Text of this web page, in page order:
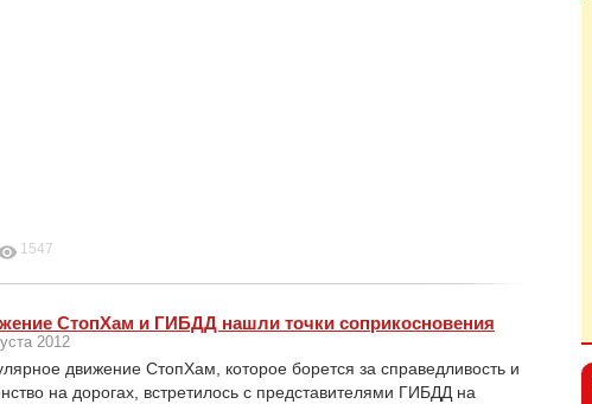
1547
СтопХам и ГИБДД нашли точки соприкосновения
2012
движение СтопХам, которое борется за справедливость и
на дорогах, встретилось с представителями ГИБДД на